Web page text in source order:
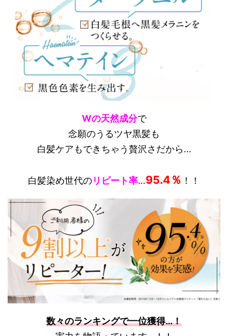
Wの天然成分で
念願のうるツヤ黒髪も
白髪ケアもできちゃう贅沢さだから…
白髪染め世代のリピート率…95.4％ ！！
数々のランキングで一位獲得…！